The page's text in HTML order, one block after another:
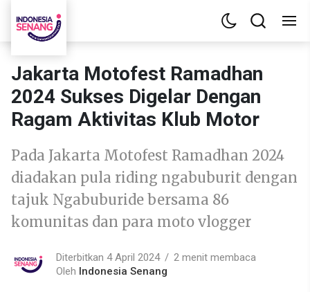
Jakarta Motofest Ramadhan
2024 Sukses Digelar Dengan
Ragam Aktivitas Klub Motor
Pada Jakarta Motofest Ramadhan 2024
diadakan pula riding ngabuburit dengan
tajuk Ngabuburide bersama 86
komunitas dan para moto vlogger
Diterbitkan 4 April 2024
2 menit membaca
Oleh Indonesia Senang